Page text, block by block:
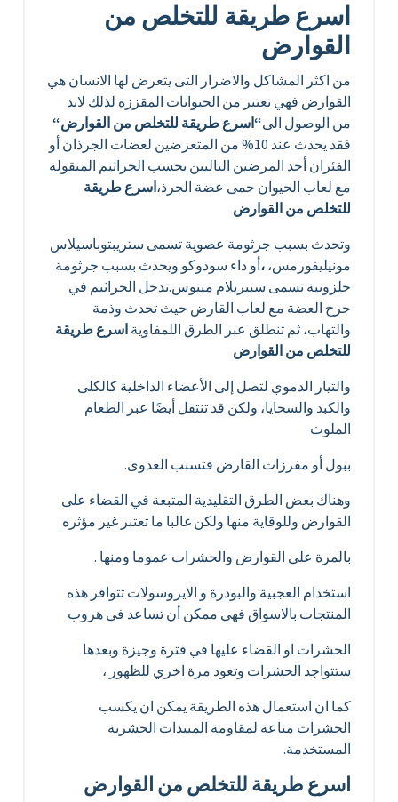
اسرع طريقة للتخلص من
القوارض
من اكثر المشاكل والاضرار التى يتعرض لها الانسان هي
القوارض فهي تعتبر من الحيوانات المقززة لذلك لابد
من الوصول الى“اسرع طريقة للتخلص من القوارض“
فقد يحدث عند 10% من المتعرضين لعضات الجرذان أو
الفئران أحد المرضين التاليين بحسب الجراثيم المنقولة
مع لعاب الحيوان حمى عضة الجرذ،اسرع طريقة
للتخلص من القوارض
وتحدث بسبب جرثومة عصوية تسمى ستريبتوباسيلاس
مونيليفورمس، ،أو داء سودوكو ويحدث بسبب جرثومة
حلزونية تسمى سبيريلام مينوس.تدخل الجراثيم في
جرح العضة مع لعاب القارض حيث تحدث وذمة
والتهاب، ثم تنطلق عبر الطرق اللمفاوية اسرع طريقة
للتخلص من القوارض
والتيار الدموي لتصل إلى الأعضاء الداخلية كالكلى
والكبد والسحايا، ولكن قد تنتقل أيضًا عبر الطعام
الملوث
ببول أو مفرزات القارض فتسبب العدوى.
وهناك بعض الطرق التقليدية المتبعة في القضاء على
القوارض وللوقاية منها ولكن غالبا ما تعتبر غير مؤثره
بالمرة علي القوارض والحشرات عموما ومنها .
استخدام العجبية والبودرة و الايروسولات تتوافر هذه
المنتجات بالاسواق فهي ممكن أن تساعد في هروب
الحشرات او القضاء عليها في فترة وجيزة وبعدها
ستتواجد الحشرات وتعود مرة اخري للظهور ،
كما ان استعمال هذه الطريقة يمكن ان يكسب
الحشرات مناعة لمقاومة المبيدات الحشرية
المستخدمة.
اسرع طريقة للتخلص من القوارض